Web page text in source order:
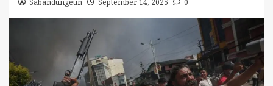
Sabandungeun September 14, 2025 0